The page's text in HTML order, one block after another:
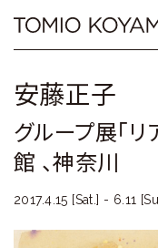
content
Tomio
Gallery
小
登
安藤正子
グループ展「
館 、神奈川
2017.4.15 [Sat.] - 6.11